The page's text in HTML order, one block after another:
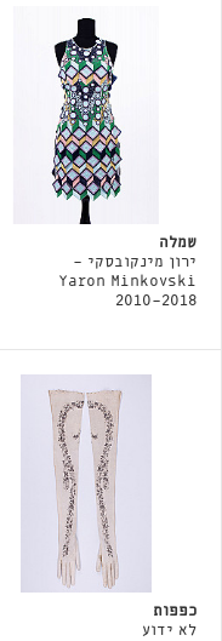
שמלה
ירון מינקובסקי -
Yaron Minkovski
2010-2018
כפפות
לא ידוע